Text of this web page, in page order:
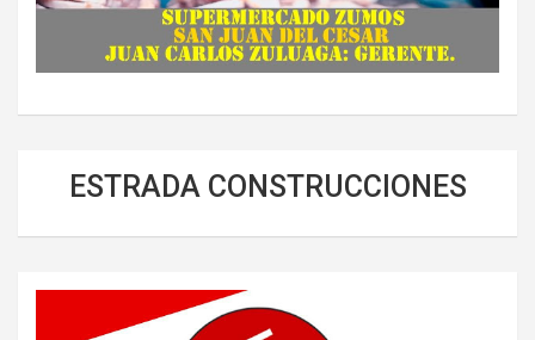
ESTRADA CONSTRUCCIONES